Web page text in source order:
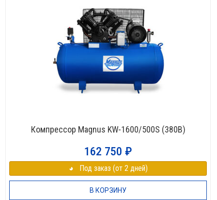
Компрессор Magnus KW-1600/500S (380В)
162 750 ₽
◕⠀Под заказ (от 2 дней)
В КОРЗИНУ